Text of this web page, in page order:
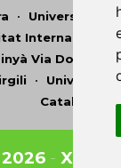
• Universitat
Internacional
Via Domitia
• Universitat
Catalunya
- Xarxa